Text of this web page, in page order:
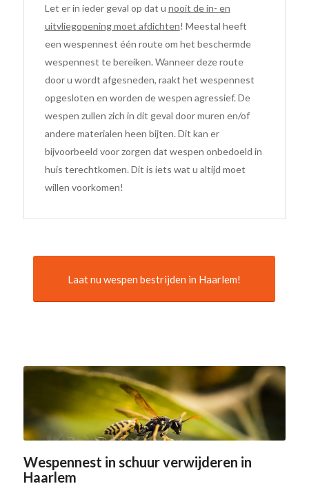
Let er in ieder geval op dat u nooit de in- en
uitvliegopening moet afdichten! Meestal heeft
een wespennest één route om het beschermde
wespennest te bereiken. Wanneer deze route
door u wordt afgesneden, raakt het wespennest
opgesloten en worden de wespen agressief. De
wespen zullen zich in dit geval door muren en/of
andere materialen heen bijten. Dit kan er
bijvoorbeeld voor zorgen dat wespen onbedoeld in
huis terechtkomen. Dit is iets wat u altijd moet
willen voorkomen!
Laat nu wespen bestrijden in Haarlem!
Wespennest in schuur verwijderen in
Haarlem